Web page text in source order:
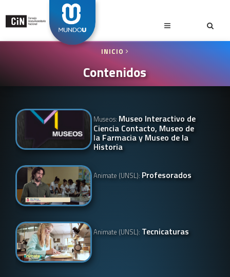
INICIO
Contenidos
Museos: Museo Interactivo de
Ciencia Contacto, Museo de
la Farmacia y Museo de la
Historia
Animate (UNSL): Profesorados
Animate (UNSL): Tecnicaturas